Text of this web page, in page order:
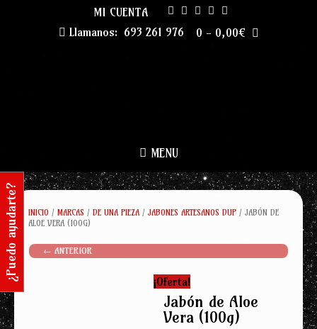
MI CUENTA
Llamanos: 693 261 976 0 - 0,00€
MENU
INICIO / MARCAS / DE UNA PIEZA / JABONES ARTESANOS DUP / JABÓN DE
ALOE VERA (100G)
← ANTERIOR
¡Oferta!
Jabón de Aloe
Vera (100g)
¿Puedo ayudarte?